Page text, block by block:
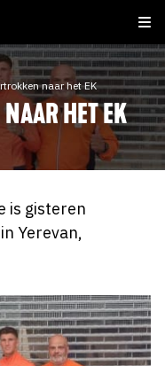
naar het EK
HET EK
is gisteren
Yerevan,